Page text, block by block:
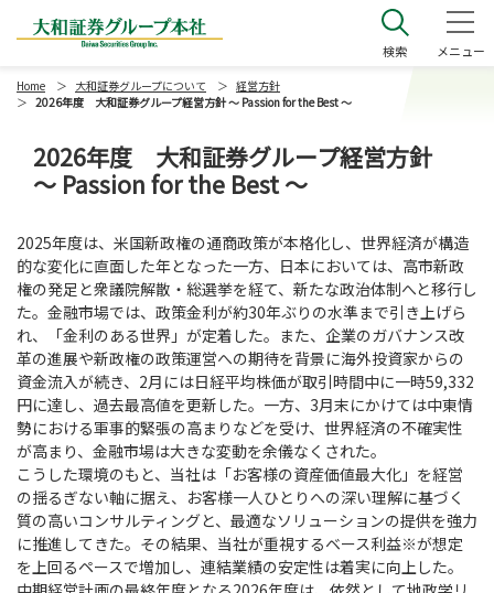
検索 メニュー
2026年度 大和証券グループ経営方針
～ Passion for the Best ～
2025年度は、米国新政権の通商政策が本格化し、世界経済が構造
的な変化に直面した年となった一方、日本においては、高市新政
権の発足と衆議院解散・総選挙を経て、新たな政治体制へと移行し
た。金融市場では、政策金利が約30年ぶりの水準まで引き上げら
れ、「金利のある世界」が定着した。また、企業のガバナンス改
革の進展や新政権の政策運営への期待を背景に海外投資家からの
資金流入が続き、2月には日経平均株価が取引時間中に一時59,332
円に達し、過去最高値を更新した。一方、3月末にかけては中東情
勢における軍事的緊張の高まりなどを受け、世界経済の不確実性
が高まり、金融市場は大きな変動を余儀なくされた。
こうした環境のもと、当社は「お客様の資産価値最大化」を経営
の揺るぎない軸に据え、お客様一人ひとりへの深い理解に基づく
質の高いコンサルティングと、最適なソリューションの提供を強力
に推進してきた。その結果、当社が重視するベース利益※が想定
を上回るペースで増加し、連結業績の安定性は着実に向上した。
Home 大和証券グループについて
経営方針
2026年度 大和証券グループ経営方針 ～ Passion for the Best ～